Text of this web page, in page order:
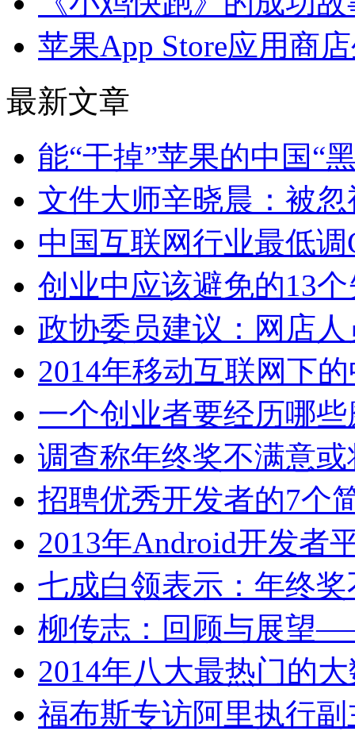
苹果App Store应用商
最新文章
能“干掉”苹果的中国“
文件大师辛晓晨：被
中国互联网行业最低
创业中应该避免的13
政协委员建议：网店
2014年移动互联网下
一个创业者要经历哪
调查称年终奖不满意
招聘优秀开发者的7个
2013年Android开发者
七成白领表示：年终
柳传志：回顾与展望
2014年八大最热门的
福布斯专访阿里执行